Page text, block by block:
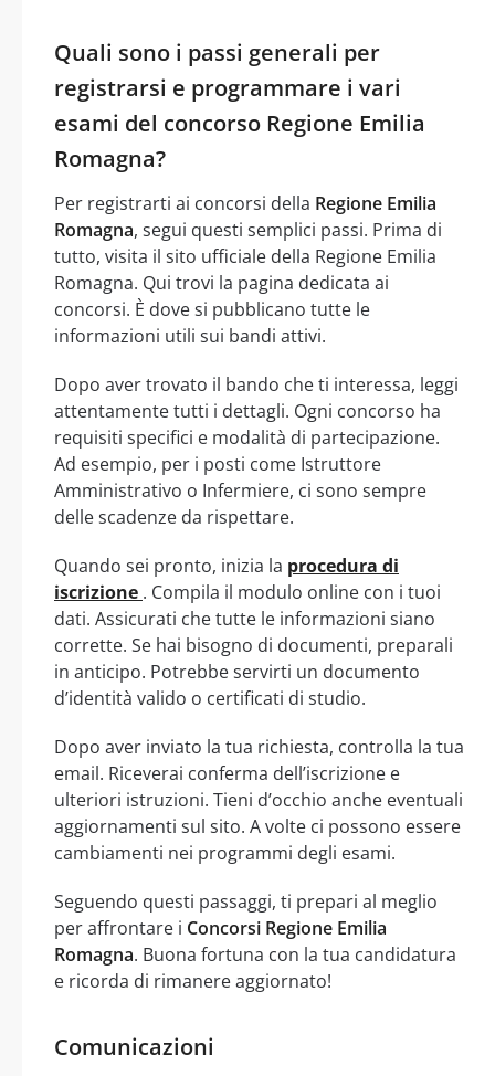
Quali sono i passi generali per
registrarsi e programmare i vari
esami del concorso Regione Emilia
Romagna?
Per registrarti ai concorsi della Regione Emilia
Romagna, segui questi semplici passi. Prima di
tutto, visita il sito ufficiale della Regione Emilia
Romagna. Qui trovi la pagina dedicata ai
concorsi. È dove si pubblicano tutte le
informazioni utili sui bandi attivi.
Dopo aver trovato il bando che ti interessa, leggi
attentamente tutti i dettagli. Ogni concorso ha
requisiti specifici e modalità di partecipazione.
Ad esempio, per i posti come Istruttore
Amministrativo o Infermiere, ci sono sempre
delle scadenze da rispettare.
Quando sei pronto, inizia la procedura di
iscrizione . Compila il modulo online con i tuoi
dati. Assicurati che tutte le informazioni siano
corrette. Se hai bisogno di documenti, preparali
in anticipo. Potrebbe servirti un documento
d’identità valido o certificati di studio.
Dopo aver inviato la tua richiesta, controlla la tua
email. Riceverai conferma dell’iscrizione e
ulteriori istruzioni. Tieni d’occhio anche eventuali
aggiornamenti sul sito. A volte ci possono essere
cambiamenti nei programmi degli esami.
Seguendo questi passaggi, ti prepari al meglio
per affrontare i Concorsi Regione Emilia
Romagna. Buona fortuna con la tua candidatura
e ricorda di rimanere aggiornato!
Comunicazioni